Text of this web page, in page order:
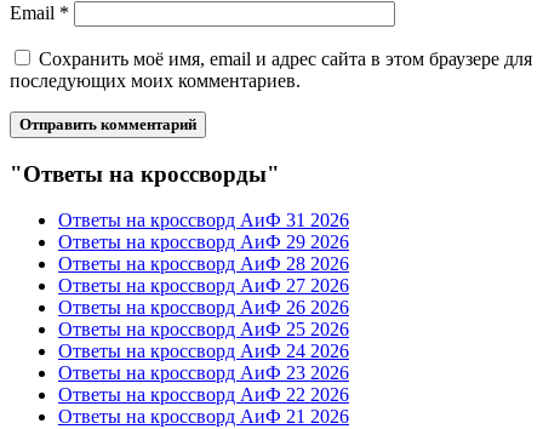
Email *
Сохранить моё имя, email и адрес сайта в этом браузере для
последующих моих комментариев.
"Ответы на кроссворды"
Ответы на кроссворд АиФ 31 2026
Ответы на кроссворд АиФ 29 2026
Ответы на кроссворд АиФ 28 2026
Ответы на кроссворд АиФ 27 2026
Ответы на кроссворд АиФ 26 2026
Ответы на кроссворд АиФ 25 2026
Ответы на кроссворд АиФ 24 2026
Ответы на кроссворд АиФ 23 2026
Ответы на кроссворд АиФ 22 2026
Ответы на кроссворд АиФ 21 2026